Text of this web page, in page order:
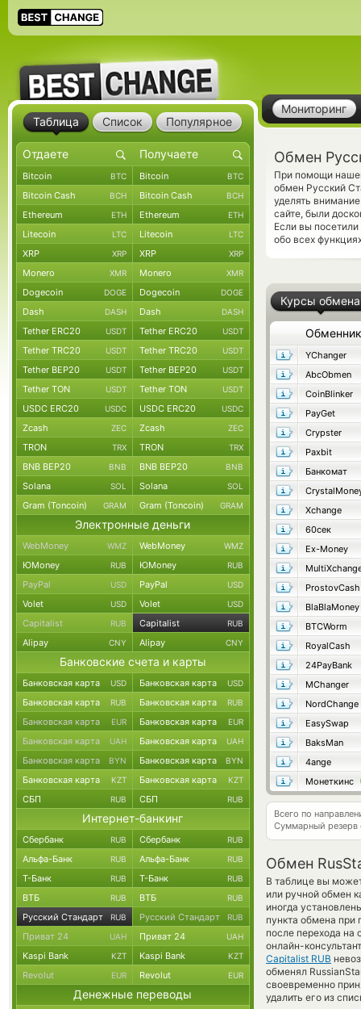
Мониторинг
Обмен
При помощи
обмен Русский
уделять
сайте, были
Если вы
обо всех
Курсы обмена
Обменник
YChanger
AbcObmen
CoinBlinker
PayGet
Crypster
Paxbit
Банкомат
Xchange
60сек
Ex-Money
ProstovCash
BlaBlaMoney
BTCWorm
RoyalCash
24PayBank
MChanger
NordChange
EasySwap
BaksMan
4ange
Монеткинс
Всего по
Суммарный резерв
Обмен
В таблице вы
или ручной обмен
иногда
пункта обмена при
после перехода
онлайн-
Capitalist RUB
обменял
своевременно
удалить его из
Таблица Список Популярное
Bitcoin BTC Bitcoin BTC
Bitcoin Cash BCH Bitcoin Cash BCH
Ethereum ETH Ethereum ETH
Litecoin LTC Litecoin LTC
XRP XRP XRP XRP
Monero XMR Monero XMR
Dogecoin DOGE Dogecoin DOGE
Dash DASH Dash DASH
Tether ERC20 USDT Tether ERC20 USDT
Tether TRC20 USDT Tether TRC20 USDT
Tether BEP20 USDT Tether BEP20 USDT
Tether TON USDT Tether TON USDT
USDC ERC20 USDC USDC ERC20 USDC
Zcash ZEC Zcash ZEC
TRON TRX TRON TRX
BNB BEP20 BNB BNB BEP20 BNB
Solana SOL Solana SOL
Gram (Toncoin) GRAM Gram (Toncoin) GRAM
Электронные деньги
WebMoney WMZ WebMoney WMZ
ЮMoney RUB ЮMoney RUB
PayPal USD PayPal USD
Volet USD Volet USD
Capitalist RUB Capitalist RUB
Alipay CNY Alipay CNY
Банковские счета и карты
Банковская карта USD Банковская карта USD
Банковская карта RUB Банковская карта RUB
Банковская карта EUR Банковская карта EUR
Банковская карта UAH Банковская карта UAH
Банковская карта BYN Банковская карта BYN
Банковская карта KZT Банковская карта KZT
СБП RUB СБП RUB
Интернет-банкинг
Сбербанк RUB Сбербанк RUB
Альфа-Банк RUB Альфа-Банк RUB
Т-Банк RUB Т-Банк RUB
ВТБ RUB ВТБ RUB
Русский Стандарт RUB Русский Стандарт RUB
Приват 24 UAH Приват 24 UAH
Kaspi Bank KZT Kaspi Bank KZT
Revolut EUR Revolut EUR
Денежные переводы